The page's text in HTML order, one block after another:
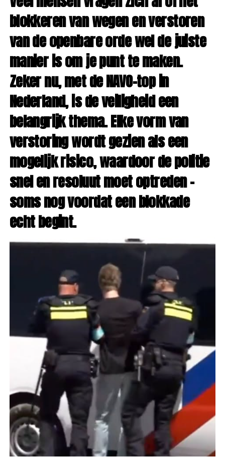
blokkeren van wegen en verstoren
van de openbare orde wel de juiste
manier is om je punt te maken.
Zeker nu, met de NAVO-top in
Nederland, is de veiligheid een
belangrijk thema. Elke vorm van
verstoring wordt gezien als een
mogelijk risico, waardoor de politie
snel en resoluut moet optreden –
soms nog voordat een blokkade
echt begint.